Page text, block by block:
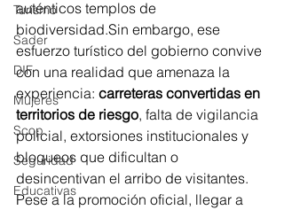
Turismo
Sader
DIF
Mujeres
Scop
Seguridad
Educativas
auténticos templos de
biodiversidad.Sin embargo, ese
esfuerzo turístico del gobierno convive
con una realidad que amenaza la
experiencia: carreteras convertidas en
territorios de riesgo, falta de vigilancia
policial, extorsiones institucionales y
bloqueos que dificultan o
desincentivan el arribo de visitantes.
Pese a la promoción oficial, llegar a